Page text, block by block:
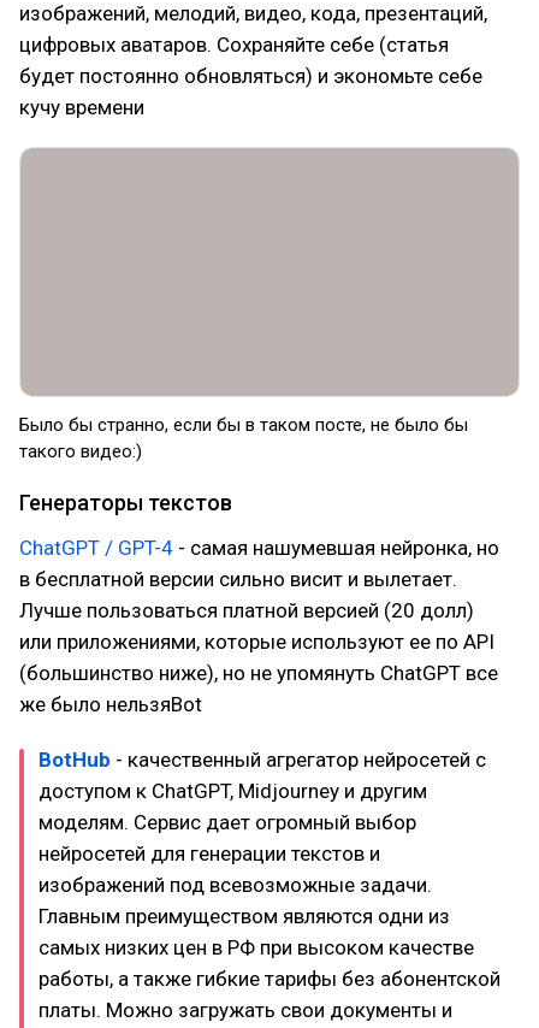
изображений, мелодий, видео, кода, презентаций,
цифровых аватаров. Сохраняйте себе (статья
будет постоянно обновляться) и экономьте себе
кучу времени⁠⁠
Было бы странно, если бы в таком посте, не было бы
такого видео:)
Генераторы текстов
ChatGPT / GPT-4 - самая нашумевшая нейронка, но
в бесплатной версии сильно висит и вылетает.
Лучше пользоваться платной версией (20 долл)
или приложениями, которые используют ее по API
(большинство ниже), но не упомянуть ChatGPT все
же было нельзяBot
BotHub - качественный агрегатор нейросетей с
доступом к ChatGPT, Midjourney и другим
моделям. Сервис дает огромный выбор
нейросетей для генерации текстов и
изображений под всевозможные задачи.
Главным преимуществом являются одни из
самых низких цен в РФ при высоком качестве
работы, а также гибкие тарифы без абонентской
платы. Можно загружать свои документы и